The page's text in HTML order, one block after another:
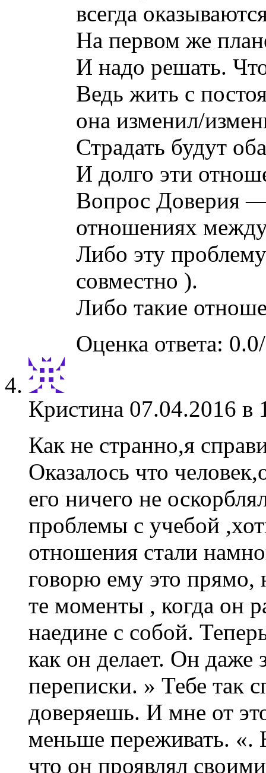
всегда
На первом же
И надо решать.
Ведь жить с
она изменил/
Страдать будут
И долго эти
Вопрос Доверия
отношениях
Либо эту
совместно ).
Либо такие
Оценка ответа: 0.0/
Кристина 07.04.2016 в
Как не странно,я
Оказалось что
его ничего не
проблемы с учебой
отношения стали
говорю ему это прямо,
те моменты , когда он
наедине с собой.
как он делает. Он даже
переписки. » Тебе так
доверяешь. И мне от
меньше переживать. «.
что он проявлял